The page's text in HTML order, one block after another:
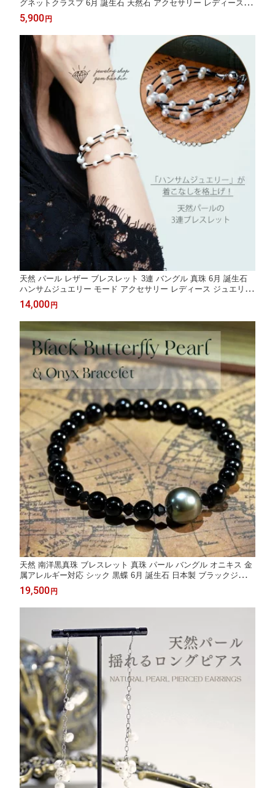
グネットクラスプ 6月 誕生石 天然石 アクセサリー レディース ジ
ュエリー プレゼント ファッション 品質保証 30代 40代 50代 60代
おすすめ 送料無料 ラッピング無料
5,900 円
天然 パール レザー ブレスレット 3連 バングル 真珠 6月 誕生石
ハンサムジュエリー モード アクセサリー レディース ジュエリー
プレゼント ファッション 品質保証 30代 40代 50代 60代 送料無料
ラッピング無料
14,000 円
天然 南洋黒真珠 ブレスレット 真珠 パール バングル オニキス 金
属アレルギー対応 シック 黒蝶 6月 誕生石 日本製 ブラックジュエ
リー アクセサリー レディース ジュエリー プレゼント ファッショ
ン 30代 40代 50代 60代 送料無料
19,500 円